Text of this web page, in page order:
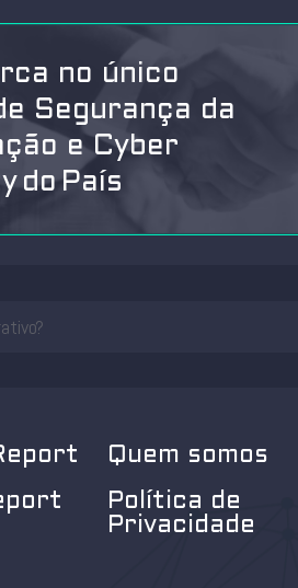
no único
Segurança da
e Cyber
do País
Quem somos
Política de
Privacidade